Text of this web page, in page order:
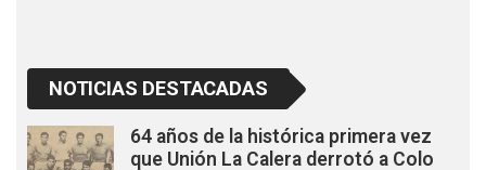
NOTICIAS DESTACADAS
64 años de la histórica primera vez
que Unión La Calera derrotó a Colo